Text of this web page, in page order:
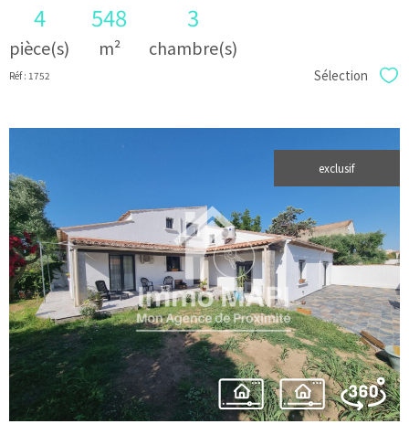
4
pièce(s)
548
m²
3
chambre(s)
Réf : 1752 Sélection
exclusif
voir le
bien